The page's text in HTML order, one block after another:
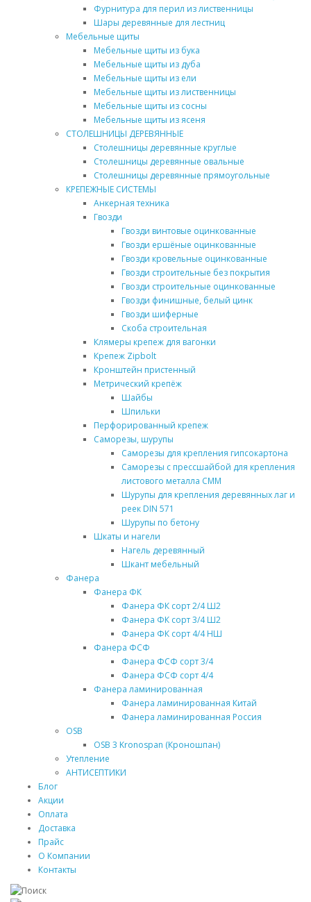
Фурнитура для перил из лиственницы
Шары деревянные для лестниц
Мебельные щиты
Мебельные щиты из бука
Мебельные щиты из дуба
Мебельные щиты из ели
Мебельные щиты из лиственницы
Мебельные щиты из сосны
Мебельные щиты из ясеня
СТОЛЕШНИЦЫ ДЕРЕВЯННЫЕ
Столешницы деревянные круглые
Столешницы деревянные овальные
Столешницы деревянные прямоугольные
КРЕПЕЖНЫЕ СИСТЕМЫ
Анкерная техника
Гвозди
Гвозди винтовые оцинкованные
Гвозди ершёные оцинкованные
Гвозди кровельные оцинкованные
Гвозди строительные без покрытия
Гвозди строительные оцинкованные
Гвозди финишные, белый цинк
Гвозди шиферные
Скоба строительная
Клямеры крепеж для вагонки
Крепеж Zipbolt
Кронштейн пристенный
Метрический крепёж
Шайбы
Шпильки
Перфорированный крепеж
Саморезы, шурупы
Саморезы для крепления гипсокартона
Саморезы с прессшайбой для крепления
листового металла СММ
Шурупы для крепления деревянных лаг и
реек DIN 571
Шурупы по бетону
Шкаты и нагели
Нагель деревянный
Шкант мебельный
Фанера
Фанера ФК
Фанера ФК сорт 2/4 Ш2
Фанера ФК сорт 3/4 Ш2
Фанера ФК сорт 4/4 НШ
Фанера ФСФ
Фанера ФСФ сорт 3/4
Фанера ФСФ сорт 4/4
Фанера ламинированная
Фанера ламинированная Китай
Фанера ламинированная Россия
OSB
OSB 3 Kronospan (Кроношпан)
Утепление
АНТИСЕПТИКИ
Блог
Акции
Оплата
Доставка
Прайс
О Компании
Контакты